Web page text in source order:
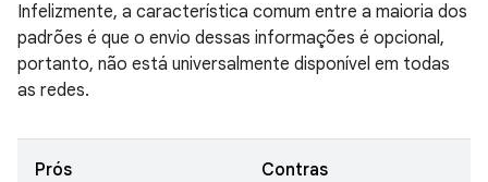
Infelizmente, a característica comum entre a maioria dos
padrões é que o envio dessas informações é opcional,
portanto, não está universalmente disponível em todas
as redes.
Prós Contras